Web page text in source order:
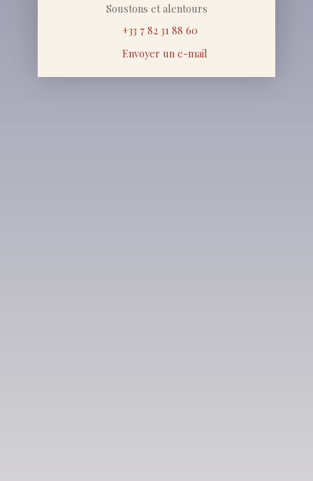
Soustons et alentours
+33 7 82 31 88 60
Envoyer un e-mail